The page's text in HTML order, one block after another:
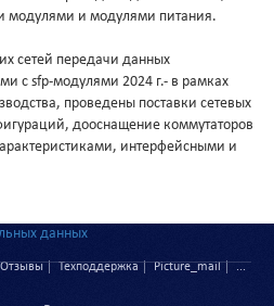
модулями и модулями питания.
сетей передачи данных
с sfp-модулями 2024 г.- в рамках
проведены поставки сетевых
дооснащение коммутаторов
интерфейсными и
данных
Отзывы Техподдержка Picture_mail ...